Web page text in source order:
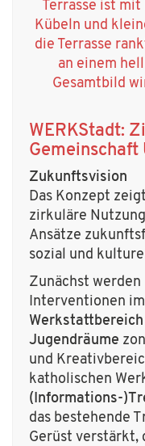
WERKStadt:
Zukunftsvision
Das Konzept
zirkuläre
Ansätze
sozial und
Zunächst
Interventionen
Werkstattbereich
Jugendräume
und
katholischen
(Informations-
das bestehende
Gerüst verstärkt,